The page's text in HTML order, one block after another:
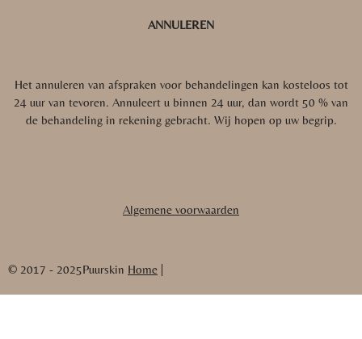
ANNULEREN
Het annuleren van afspraken voor behandelingen kan kosteloos tot
24 uur van tevoren. Annuleert u binnen 24 uur, dan wordt 50 % van
de behandeling in rekening gebracht. Wij hopen op uw begrip.
Algemene voorwaarden
© 2017 - 2025Puurskin Home